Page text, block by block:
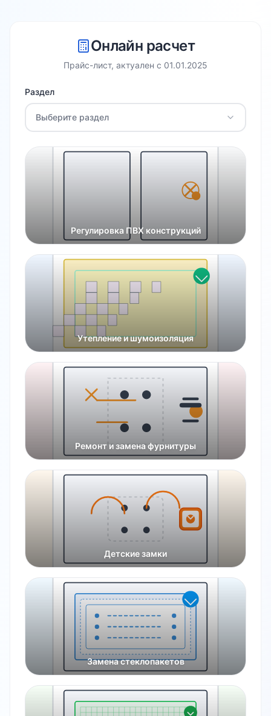
Онлайн расчет
Прайс-лист, актуален с 01.01.2025
Раздел
Выберите раздел
Регулировка ПВХ конструкций
Утепление и шумоизоляция
Ремонт и замена фурнитуры
Детские замки
Замена стеклопакетов